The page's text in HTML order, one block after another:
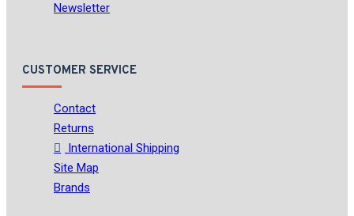
Newsletter
CUSTOMER SERVICE
Contact
Returns
International Shipping
Site Map
Brands